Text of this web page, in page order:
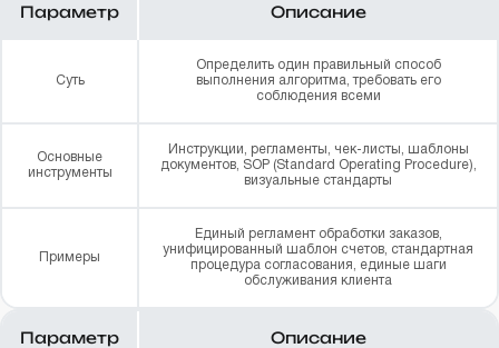
Параметр Описание
Суть
Определить один правильный способ
выполнения алгоритма, требовать его
соблюдения всеми
Основные
инструменты
Инструкции, регламенты, чек-листы, шаблоны
документов, SOP (Standard Operating Procedure),
визуальные стандарты
Примеры
Единый регламент обработки заказов,
унифицированный шаблон счетов, стандартная
процедура согласования, единые шаги
обслуживания клиента
Параметр Описание